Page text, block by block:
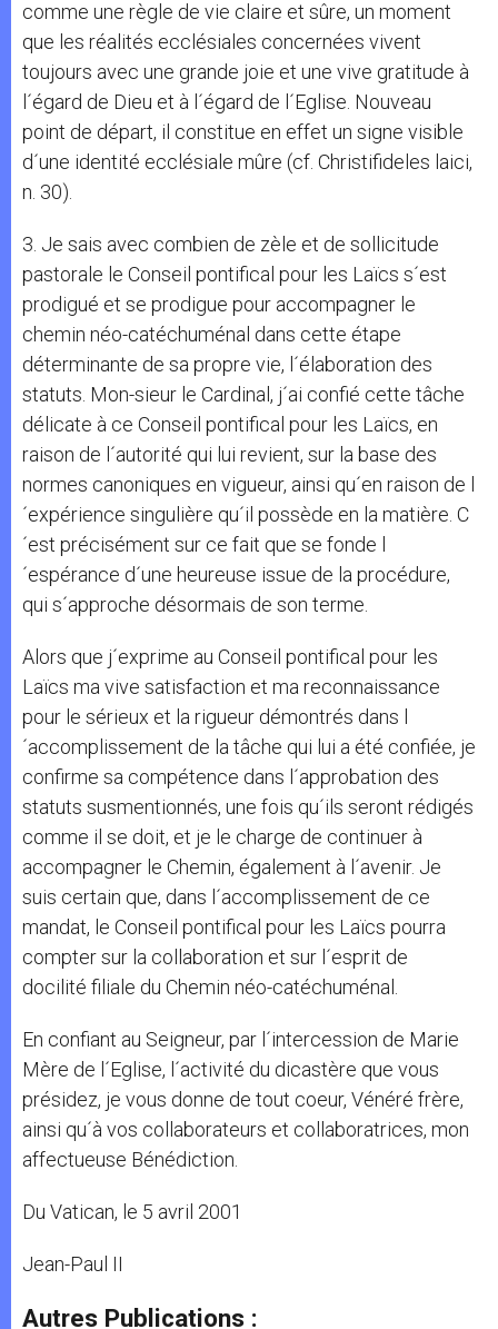
comme une règle de vie claire et sûre, un moment
que les réalités ecclésiales concernées vivent
toujours avec une grande joie et une vive gratitude à
l´égard de Dieu et à l´égard de l´Eglise. Nouveau
point de départ, il constitue en effet un signe visible
d´une identité ecclésiale mûre (cf. Christifideles laici,
n. 30).
3. Je sais avec combien de zèle et de sollicitude
pastorale le Conseil pontifical pour les Laïcs s´est
prodigué et se prodigue pour accompagner le
chemin néo-catéchuménal dans cette étape
déterminante de sa propre vie, l´élaboration des
statuts. Mon-sieur le Cardinal, j´ai confié cette tâche
délicate à ce Conseil pontifical pour les Laïcs, en
raison de l´autorité qui lui revient, sur la base des
normes canoniques en vigueur, ainsi qu´en raison de l
´expérience singulière qu´il possède en la matière. C
´est précisément sur ce fait que se fonde l
´espérance d´une heureuse issue de la procédure,
qui s´approche désormais de son terme.
Alors que j´exprime au Conseil pontifical pour les
Laïcs ma vive satisfaction et ma reconnaissance
pour le sérieux et la rigueur démontrés dans l
´accomplissement de la tâche qui lui a été confiée, je
confirme sa compétence dans l´approbation des
statuts susmentionnés, une fois qu´ils seront rédigés
comme il se doit, et je le charge de continuer à
accompagner le Chemin, également à l´avenir. Je
suis certain que, dans l´accomplissement de ce
mandat, le Conseil pontifical pour les Laïcs pourra
compter sur la collaboration et sur l´esprit de
docilité filiale du Chemin néo-catéchuménal.
En confiant au Seigneur, par l´intercession de Marie
Mère de l´Eglise, l´activité du dicastère que vous
présidez, je vous donne de tout coeur, Vénéré frère,
ainsi qu´à vos collaborateurs et collaboratrices, mon
affectueuse Bénédiction.
Du Vatican, le 5 avril 2001
Jean-Paul II
Autres Publications :